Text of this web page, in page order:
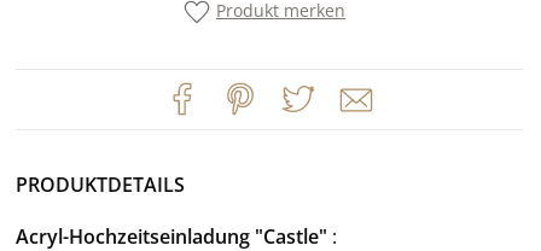
Produkt merken
PRODUKTDETAILS
Acryl-Hochzeitseinladung "Castle"